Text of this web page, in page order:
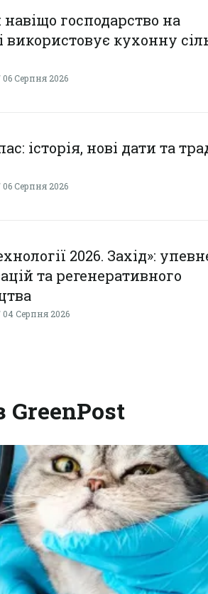
навіщо господарство на
використовує кухонну
06 Серпня 2026
історія, нові дати та
06 Серпня 2026
2026. Захід»:
та регенеративного
04 Серпня 2026
GreenPost